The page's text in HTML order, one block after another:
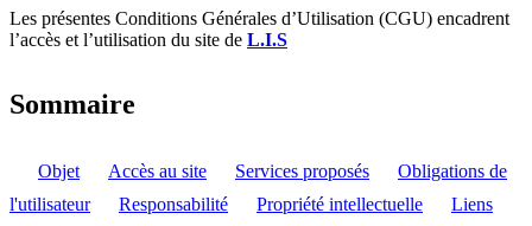
Les présentes Conditions Générales d’Utilisation (CGU) encadrent
l’accès et l’utilisation du site de L.I.S
Sommaire
Objet Accès au site Services proposés
Obligations de
l'utilisateur
Responsabilité Propriété intellectuelle
Liens